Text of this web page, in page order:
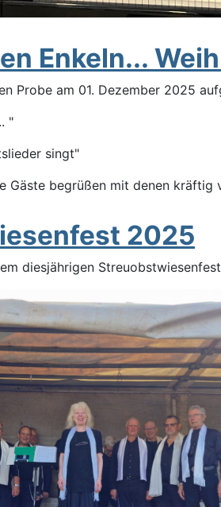
Enkeln...
Probe am 01. Dezember 2025
"
singt"
Gäste begrüßen mit denen kräftig
2025
diesjährigen